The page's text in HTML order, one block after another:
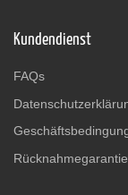
Kundendienst
FAQs
Rücknahmegarantie